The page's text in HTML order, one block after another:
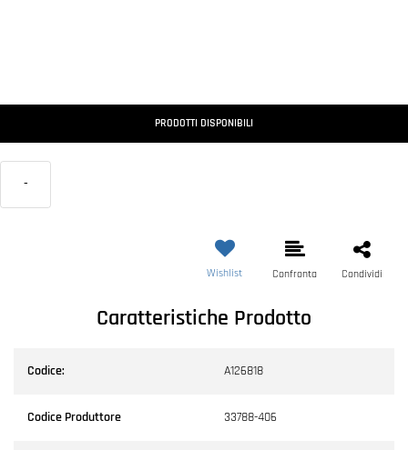
PRODOTTI DISPONIBILI
-
Wishlist Confronta Condividi
Caratteristiche Prodotto
Codice: A126818
Codice Produttore 33788-406